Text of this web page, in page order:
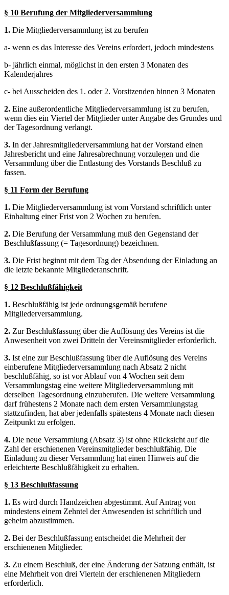
§ 10 Berufung der Mitgliederversammlung
1. Die Mitgliederversammlung ist zu berufen
a- wenn es das Interesse des Vereins erfordert, jedoch mindestens
b- jährlich einmal, möglichst in den ersten 3 Monaten des
Kalenderjahres
c- bei Ausscheiden des 1. oder 2. Vorsitzenden binnen 3 Monaten
2. Eine außerordentliche Mitgliederversammlung ist zu berufen,
wenn dies ein Viertel der Mitglieder unter Angabe des Grundes und
der Tagesordnung verlangt.
3. In der Jahresmitgliederversammlung hat der Vorstand einen
Jahresbericht und eine Jahresabrechnung vorzulegen und die
Versammlung über die Entlastung des Vorstands Beschluß zu
fassen.
§ 11 Form der Berufung
1. Die Mitgliederversammlung ist vom Vorstand schriftlich unter
Einhaltung einer Frist von 2 Wochen zu berufen.
2. Die Berufung der Versammlung muß den Gegenstand der
Beschlußfassung (= Tagesordnung) bezeichnen.
3. Die Frist beginnt mit dem Tag der Absendung der Einladung an
die letzte bekannte Mitgliederanschrift.
§ 12 Beschlußfähigkeit
1. Beschlußfähig ist jede ordnungsgemäß berufene
Mitgliederversammlung.
2. Zur Beschlußfassung über die Auflösung des Vereins ist die
Anwesenheit von zwei Dritteln der Vereinsmitglieder erforderlich.
3. Ist eine zur Beschlußfassung über die Auflösung des Vereins
einberufene Mitgliederversammlung nach Absatz 2 nicht
beschlußfähig, so ist vor Ablauf von 4 Wochen seit dem
Versammlungstag eine weitere Mitgliederversammlung mit
derselben Tagesordnung einzuberufen. Die weitere Versammlung
darf frühestens 2 Monate nach dem ersten Versammlungstag
stattzufinden, hat aber jedenfalls spätestens 4 Monate nach diesen
Zeitpunkt zu erfolgen.
4. Die neue Versammlung (Absatz 3) ist ohne Rücksicht auf die
Zahl der erschienenen Vereinsmitglieder beschlußfähig. Die
Einladung zu dieser Versammlung hat einen Hinweis auf die
erleichterte Beschlußfähigkeit zu erhalten.
§ 13 Beschlußfassung
1. Es wird durch Handzeichen abgestimmt. Auf Antrag von
mindestens einem Zehntel der Anwesenden ist schriftlich und
geheim abzustimmen.
2. Bei der Beschlußfassung entscheidet die Mehrheit der
erschienenen Mitglieder.
3. Zu einem Beschluß, der eine Änderung der Satzung enthält, ist
eine Mehrheit von drei Vierteln der erschienenen Mitgliedern
erforderlich.